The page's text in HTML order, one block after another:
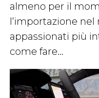
almeno per il
l’importazione nel
appassionati più
come fare…